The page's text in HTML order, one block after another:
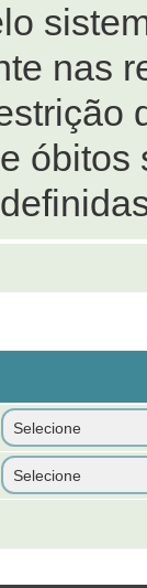
nas